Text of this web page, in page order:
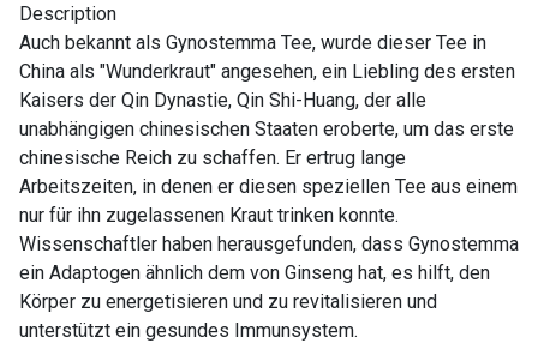
Description
Auch bekannt als Gynostemma Tee, wurde dieser Tee in
China als "Wunderkraut" angesehen, ein Liebling des ersten
Kaisers der Qin Dynastie, Qin Shi-Huang, der alle
unabhängigen chinesischen Staaten eroberte, um das erste
chinesische Reich zu schaffen. Er ertrug lange
Arbeitszeiten, in denen er diesen speziellen Tee aus einem
nur für ihn zugelassenen Kraut trinken konnte.
Wissenschaftler haben herausgefunden, dass Gynostemma
ein Adaptogen ähnlich dem von Ginseng hat, es hilft, den
Körper zu energetisieren und zu revitalisieren und
unterstützt ein gesundes Immunsystem.